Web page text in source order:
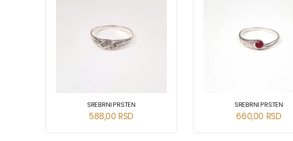
SREBRNI PRSTEN
588,00 RSD
SREBRNI PRSTEN
660,00 RSD